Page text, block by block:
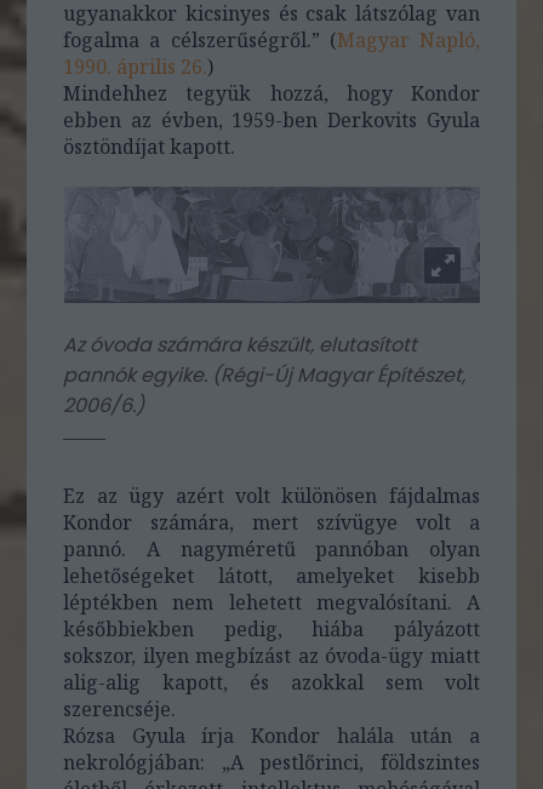
ugyanakkor kicsinyes és csak látszólag van
fogalma a célszerűségről.” (Magyar Napló,
1990. április 26.)
Mindehhez tegyük hozzá, hogy Kondor
ebben az évben, 1959-ben Derkovits Gyula
ösztöndíjat kapott.
Az óvoda számára készült, elutasított
pannók egyike. (Régi-Új Magyar Építészet,
2006/6.)
Ez az ügy azért volt különösen fájdalmas
Kondor számára, mert szívügye volt a
pannó. A nagyméretű pannóban olyan
lehetőségeket látott, amelyeket kisebb
léptékben nem lehetett megvalósítani. A
későbbiekben pedig, hiába pályázott
sokszor, ilyen megbízást az óvoda-ügy miatt
alig-alig kapott, és azokkal sem volt
szerencséje.
Rózsa Gyula írja Kondor halála után a
nekrológjában: „A pestlőrinci, földszintes